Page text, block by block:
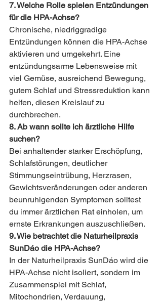
7. Welche Rolle spielen Entzündungen
für die HPA-Achse?
Chronische, niedriggradige
Entzündungen können die HPA-Achse
aktivieren und umgekehrt. Eine
entzündungsarme Lebensweise mit
viel Gemüse, ausreichend Bewegung,
gutem Schlaf und Stressreduktion kann
helfen, diesen Kreislauf zu
durchbrechen.
8. Ab wann sollte ich ärztliche Hilfe
suchen?
Bei anhaltender starker Erschöpfung,
Schlafstörungen, deutlicher
Stimmungseintrübung, Herzrasen,
Gewichtsveränderungen oder anderen
beunruhigenden Symptomen solltest
du immer ärztlichen Rat einholen, um
ernste Erkrankungen auszuschließen.
9. Wie betrachtet die Naturheilpraxis
SunDáo die HPA-Achse?
In der Naturheilpraxis SunDáo wird die
HPA-Achse nicht isoliert, sondern im
Zusammenspiel mit Schlaf,
Mitochondrien, Verdauung,